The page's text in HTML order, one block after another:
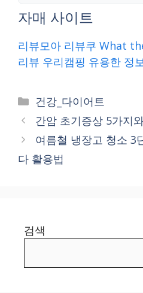
자매 사이트
리뷰모아 리뷰쿠 What
리뷰 우리캠핑 유용한 정
Categories
건강_다이어트
간암 초기증상 5가지
여름철 냉장고 청소 3
다 활용법
검색